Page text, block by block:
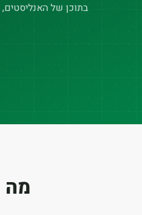
בתוכן של
מה